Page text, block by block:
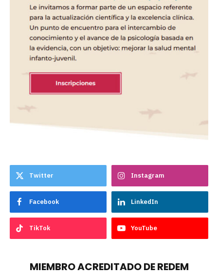
Twitter Instagram
Facebook LinkedIn
TikTok YouTube
MIEMBRO ACREDITADO DE REDEM